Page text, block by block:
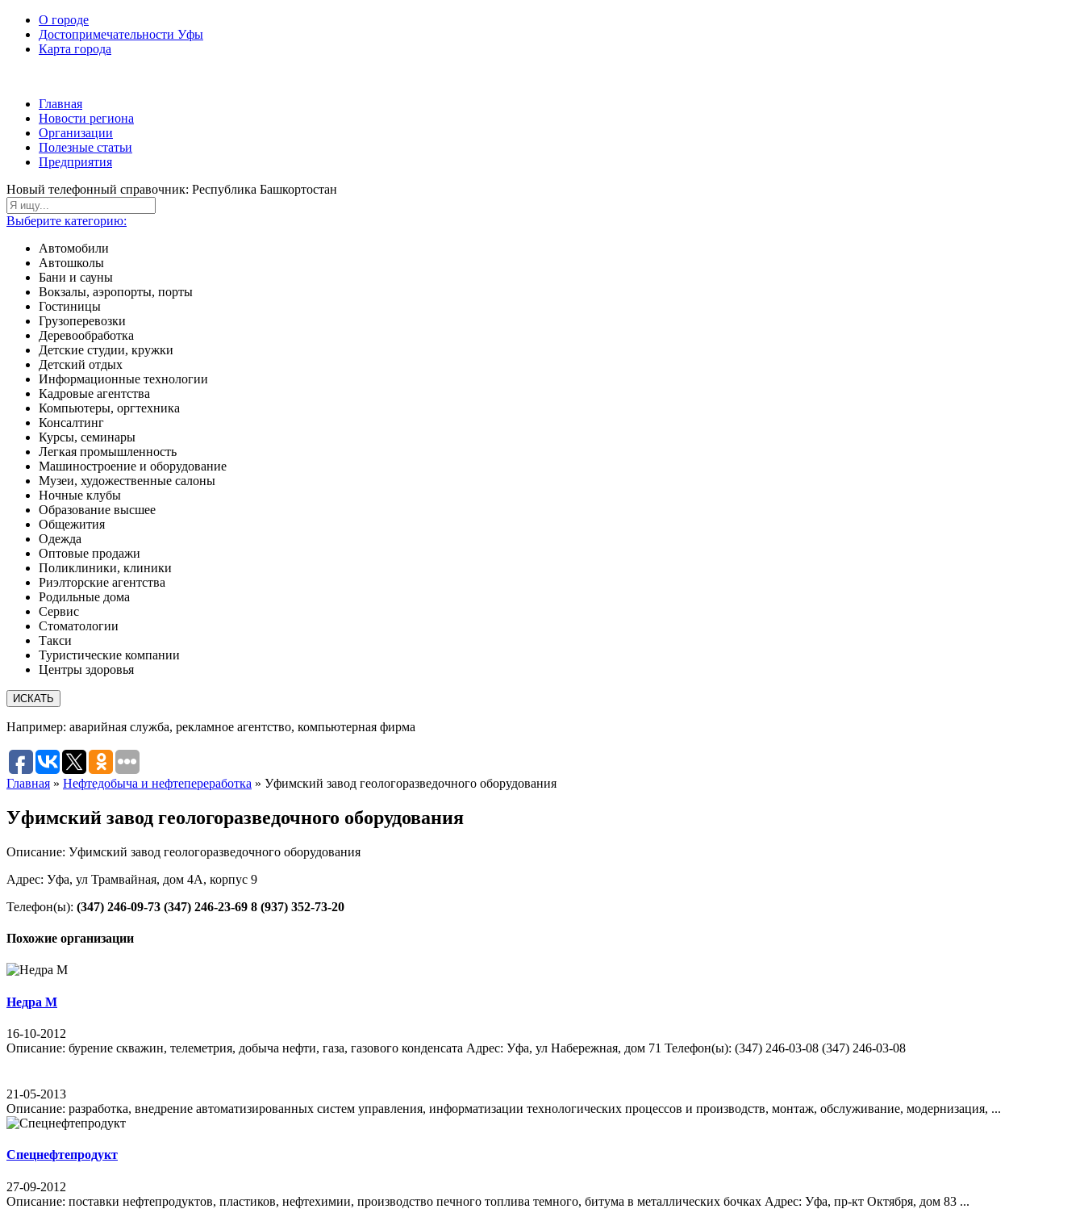
О городе
Достопримечательности Уфы
Карта города
Главная
Новости региона
Организации
Полезные статьи
Предприятия
Новый телефонный справочник: Республика Башкортостан
Выберите категорию:
Автомобили
Автошколы
Бани и сауны
Вокзалы, аэропорты, порты
Гостиницы
Грузоперевозки
Деревообработка
Детские студии, кружки
Детский отдых
Информационные технологии
Кадровые агентства
Компьютеры, оргтехника
Консалтинг
Курсы, семинары
Легкая промышленность
Машиностроение и оборудование
Музеи, художественные салоны
Ночные клубы
Образование высшее
Общежития
Одежда
Оптовые продажи
Поликлиники, клиники
Риэлторские агентства
Родильные дома
Сервис
Стоматологии
Такси
Туристические компании
Центры здоровья
Например: аварийная служба, рекламное агентство, компьютерная фирма
Главная » Нефтедобыча и нефтепереработка » Уфимский завод геологоразведочного оборудования
Уфимский завод геологоразведочного оборудования
Описание: Уфимский завод геологоразведочного оборудования
Адрес: Уфа, ул Трамвайная, дом 4А, корпус 9
Телефон(ы): (347) 246-09-73 (347) 246-23-69 8 (937) 352-73-20
Похожие организации
Недра М
16-10-2012
Описание: бурение скважин, телеметрия, добыча нефти, газа, газового конденсата Адрес: Уфа, ул Набережная, дом 71 Телефон(ы): (347) 246-03-08 (347) 246-03-08
21-05-2013
Описание: разработка, внедрение автоматизированных систем управления, информатизации технологических процессов и производств, монтаж, обслуживание, модернизация, ...
Спецнефтепродукт
27-09-2012
Описание: поставки нефтепродуктов, пластиков, нефтехимии, производство печного топлива темного, битума в металлических бочках Адрес: Уфа, пр-кт Октября, дом 83 ...